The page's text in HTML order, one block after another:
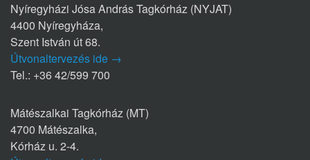
Nyíregyházi Jósa András Tagkórház (NYJAT)
4400 Nyíregyháza,
Szent István út 68.
Útvonaltervezés ide →
Tel.: +36 42/599 700
Mátészalkai Tagkórház (MT)
4700 Mátészalka,
Kórház u. 2-4.